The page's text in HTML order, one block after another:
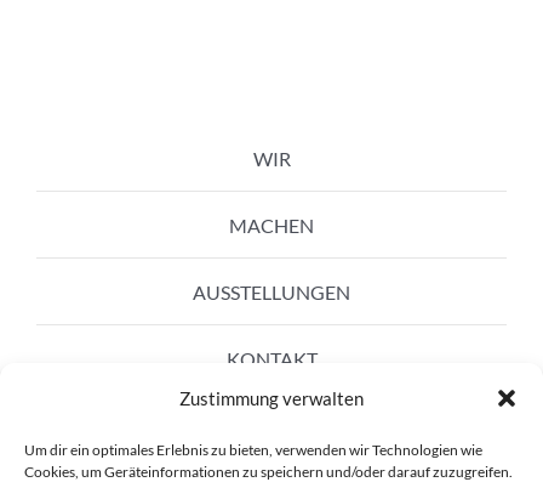
Zustimmung verwalten
Um dir ein optimales Erlebnis zu bieten, verwenden wir Technologien wie
Cookies, um Geräteinformationen zu speichern und/oder darauf zuzugreifen.
WIR
MACHEN
AUSSTELLUNGEN
KONTAKT